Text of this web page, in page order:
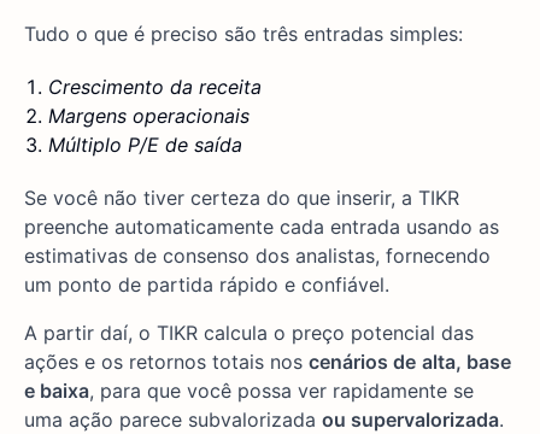
Tudo o que é preciso são três entradas simples:
Crescimento da receita
Margens operacionais
Múltiplo P/E de saída
Se você não tiver certeza do que inserir, a TIKR
preenche automaticamente cada entrada usando as
estimativas de consenso dos analistas, fornecendo
um ponto de partida rápido e confiável.
A partir daí, o TIKR calcula o preço potencial das
ações e os retornos totais nos cenários de alta, base
e baixa, para que você possa ver rapidamente se
uma ação parece subvalorizada ou supervalorizada.